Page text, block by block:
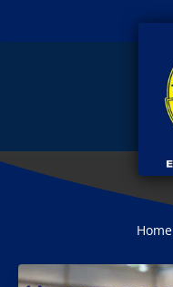
Home